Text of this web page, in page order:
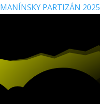
MANÍNSKY PARTIZÁN 2025